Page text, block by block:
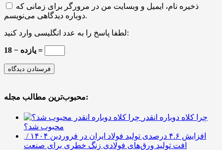
ذخیره نام، ایمیل و وبسایت من در مرورگر برای زمانی که
دوباره دیدگاهی می‌نویسم.
لطفا پاسخ را به عدد انگلیسی وارد کنید:
18 − یازده =
محبوب‌ترین مطالب مجله:
چرا کلاه دوباره انقدر
محبوب شد؟
افزایش ۴.۶ درصدی تولید فولاد ایران در فروردین ۱۴۰۴ /
افت تولید ورق‌های فولادی زنگ خطری برای صنعت